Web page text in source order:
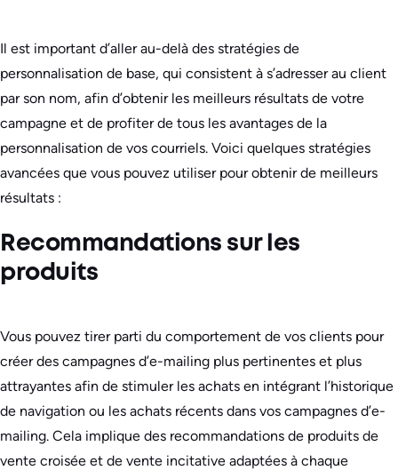
Il est important d’aller au-delà des stratégies de
personnalisation de base, qui consistent à s’adresser au client
par son nom, afin d’obtenir les meilleurs résultats de votre
campagne et de profiter de tous les avantages de la
personnalisation de vos courriels. Voici quelques stratégies
avancées que vous pouvez utiliser pour obtenir de meilleurs
résultats :
Recommandations sur les
produits
Vous pouvez tirer parti du comportement de vos clients pour
créer des campagnes d’e-mailing plus pertinentes et plus
attrayantes afin de stimuler les achats en intégrant l’historique
de navigation ou les achats récents dans vos campagnes d’e-
mailing. Cela implique des recommandations de produits de
vente croisée et de vente incitative adaptées à chaque